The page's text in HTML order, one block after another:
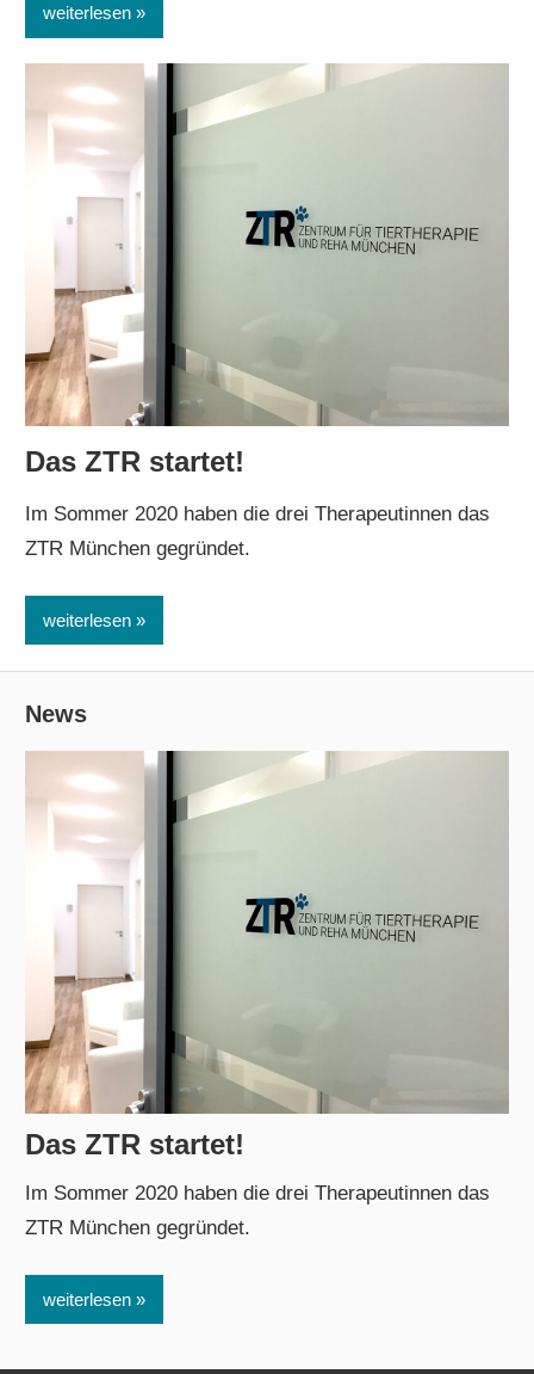
weiterlesen
Das ZTR startet!
Im Sommer 2020 haben die drei Therapeutinnen das
ZTR München gegründet.
weiterlesen
News
2. Januar 2021
admin
Das ZTR startet!
Im Sommer 2020 haben die drei Therapeutinnen das
ZTR München gegründet.
weiterlesen